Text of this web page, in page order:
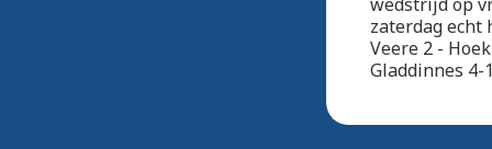
zaterdag echt
Veere 2 -
Gladdinnes 4-